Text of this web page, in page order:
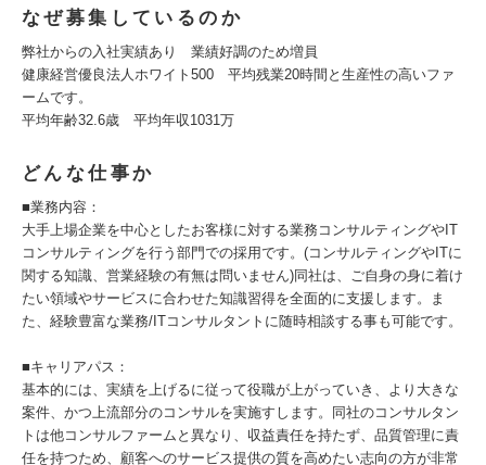
なぜ募集しているのか
弊社からの入社実績あり 業績好調のため増員
健康経営優良法人ホワイト500 平均残業20時間と生産性の高いファ
ームです。
平均年齢32.6歳 平均年収1031万
どんな仕事か
■業務内容：
大手上場企業を中心としたお客様に対する業務コンサルティングやIT
コンサルティングを行う部門での採用です。(コンサルティングやITに
関する知識、営業経験の有無は問いません)同社は、ご自身の身に着け
たい領域やサービスに合わせた知識習得を全面的に支援します。ま
た、経験豊富な業務/ITコンサルタントに随時相談する事も可能です。
■キャリアパス：
基本的には、実績を上げるに従って役職が上がっていき、より大きな
案件、かつ上流部分のコンサルを実施すします。同社のコンサルタン
トは他コンサルファームと異なり、収益責任を持たず、品質管理に責
任を持つため、顧客へのサービス提供の質を高めたい志向の方が非常